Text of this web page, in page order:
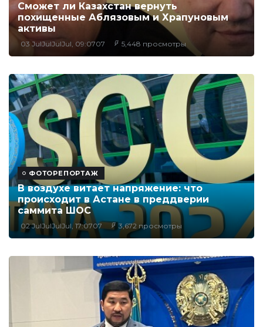
Сможет ли Казахстан вернуть
похищенные Аблязовым и Храпуновым
активы
03 JulJulJulJul, 09:0707 5,448 просмотры
ФОТОРЕПОРТАЖ
В воздухе витает напряжение: что
происходит в Астане в преддверии
саммита ШОС
02 JulJulJulJul, 17:0707 3,672 просмотры